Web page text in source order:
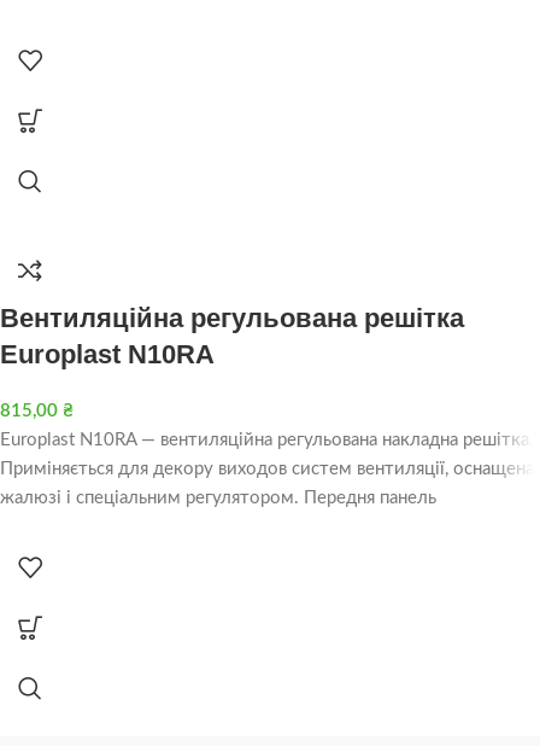
Вентиляційна регульована решітка
Europlast N10RA
815,00 ₴
Europlast N10RA — вентиляційна регульована накладна решітка.
Приміняється для декору виходов систем вентиляції, оснащена
жалюзі і спеціальним регулятором. Передня панель